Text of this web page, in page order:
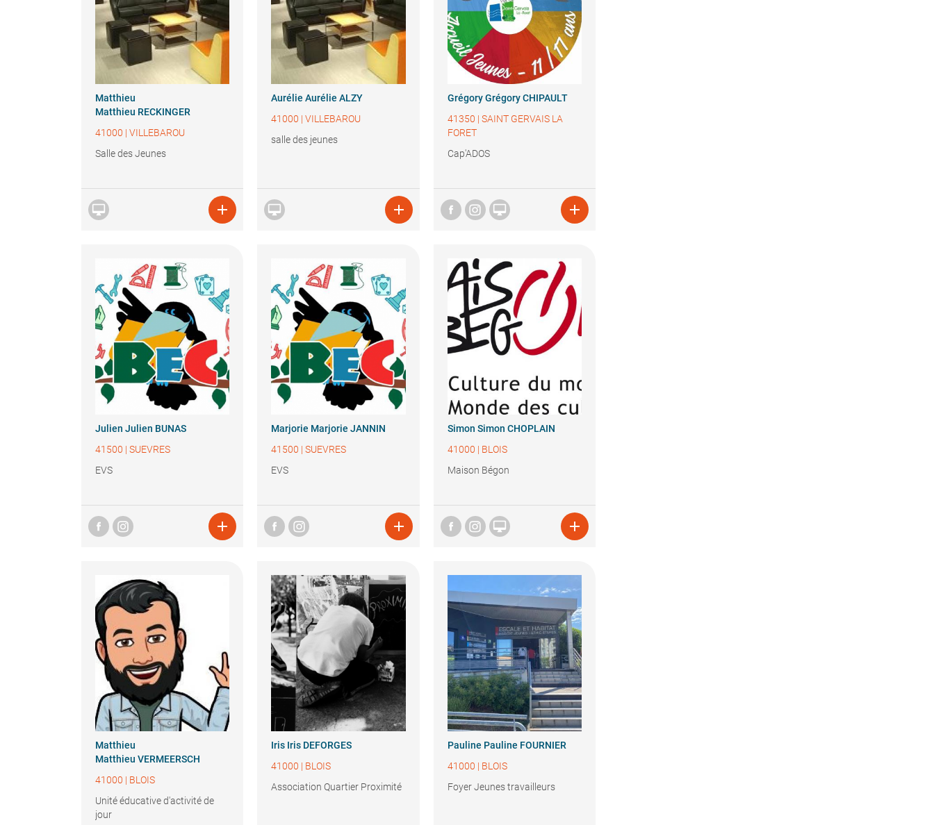
Matthieu
Matthieu RECKINGER
41000 | VILLEBAROU
Salle des Jeunes
 
Aurélie Aurélie ALZY
41000 |VILLEBAROU
salle des jeunes
 
Grégory Grégory CHIPAULT
41350 | SAINT GERVAIS LA
FORET
Cap'ADOS
 
Julien Julien BUNAS
41500 | SUEVRES
EVS

Marjorie Marjorie JANNIN
41500 |SUEVRES
EVS

Simon Simon CHOPLAIN
41000 | BLOIS
Maison Bégon
 
Matthieu
Matthieu VERMEERSCH
41000 | BLOIS
Unité éducative d'activité de
jour
Iris Iris DEFORGES
41000 | BLOIS
Association Quartier Proximité
Pauline Pauline FOURNIER
41000 | BLOIS
Foyer Jeunes travailleurs